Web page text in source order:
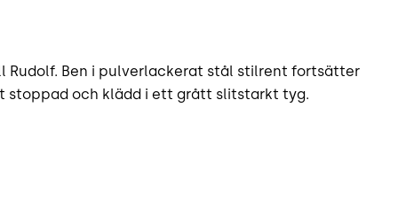
Rudolf. Ben i pulverlackerat stål stilrent fortsätter
stoppad och klädd i ett grått slitstarkt tyg.